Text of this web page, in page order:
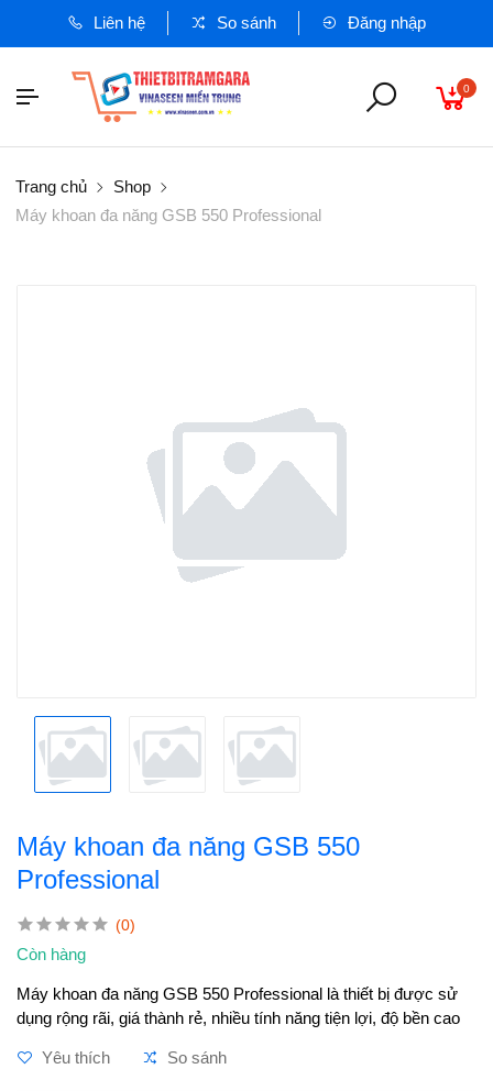
Liên hệ So sánh Đăng nhập
0
Trang chủ
Shop
Máy khoan đa năng GSB 550 Professional
Máy khoan đa năng GSB 550
Professional
(0)
Còn hàng
Máy khoan đa năng GSB 550 Professional là thiết bị được sử
dụng rộng rãi, giá thành rẻ, nhiều tính năng tiện lợi, độ bền cao
Yêu thích So sánh